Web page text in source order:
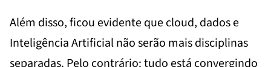
Além disso, ficou evidente que cloud, dados e
Inteligência Artificial não serão mais disciplinas
separadas. Pelo contrário: tudo está convergindo